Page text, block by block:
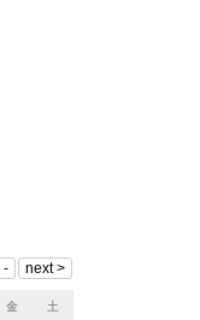
金 土